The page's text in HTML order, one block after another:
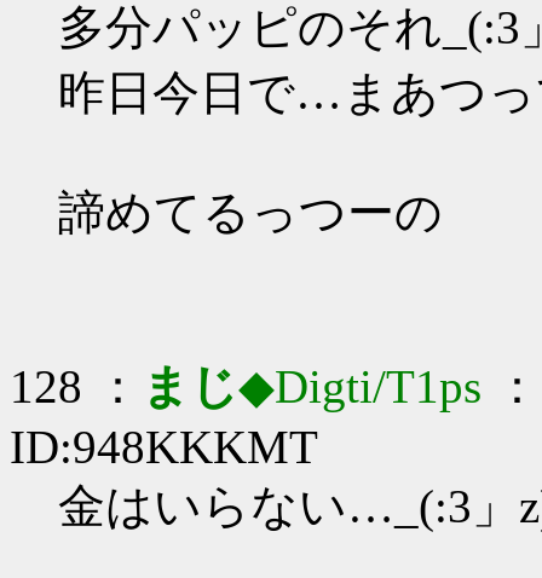
多分パッピのそれ_(:3
昨日今日で…まあつ
諦めてるっつーの
128 ： まじ◆Digti/T1ps
ID:948KKKMT
金はいらない…_(:3」